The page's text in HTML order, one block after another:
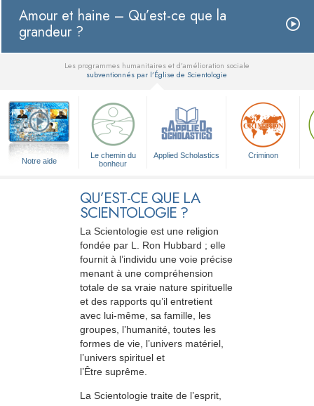
Amour et haine – Qu’est-ce que la
grandeur ?
Les programmes humanitaires et d’amélioration sociale
subventionnés par l’Église de Scientologie
Notre aide
Le chemin du
bonheur
Applied Scholastics Criminon
QU’EST-CE QUE LA
SCIENTOLOGIE ?
La Scientologie est une religion
fondée par L. Ron Hubbard ; elle
fournit à l’individu une voie précise
menant à une compréhension
totale de sa vraie nature spirituelle
et des rapports qu’il entretient
avec lui-même, sa famille, les
groupes, l’humanité, toutes les
formes de vie, l’univers matériel,
l’univers spirituel et
l’Être suprême.
La Scientologie traite de l’esprit,